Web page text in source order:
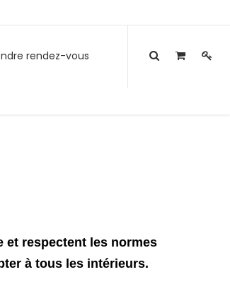
rendez-vous
et respectent les normes
à tous les intérieurs.